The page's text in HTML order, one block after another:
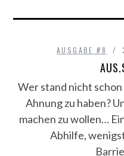
AUSGABE #8
Wer stand nicht schon
Ahnung zu haben?
machen zu wollen…
Abhilfe,